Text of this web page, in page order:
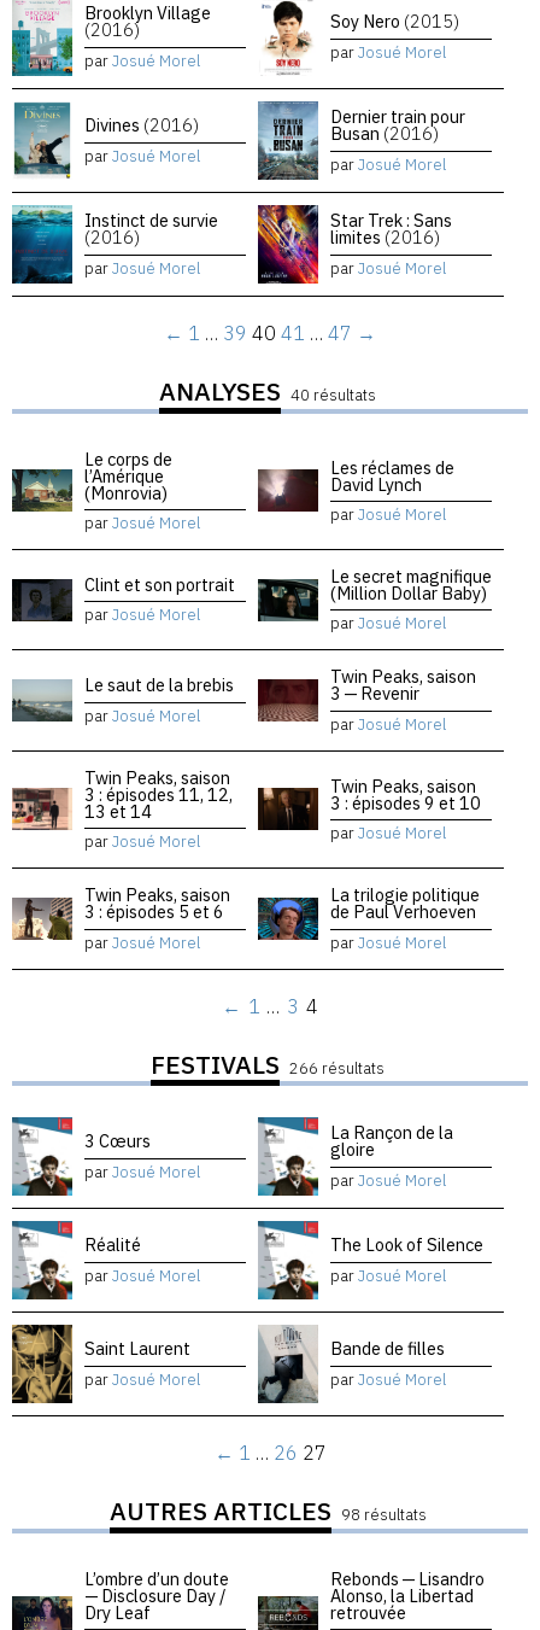
Brooklyn Village
(2016)
parJosué Morel
Soy Nero (2015)
parJosué Morel
Divines (2016)
parJosué Morel
Dernier train pour
Busan (2016)
parJosué Morel
Instinct de survie
(2016)
parJosué Morel
Star Trek : Sans
limites (2016)
parJosué Morel
← 1 … 39 40 41 … 47 →
ANALYSES 40 résultats
Le corps de
l’Amérique
(Monrovia)
parJosué Morel
Les réclames de
David Lynch
parJosué Morel
Clint et son portrait
parJosué Morel
Le secret magnifique
(Million Dollar Baby)
parJosué Morel
Le saut de la brebis
parJosué Morel
Twin Peaks, saison
3 — Revenir
parJosué Morel
Twin Peaks, saison
3 : épisodes 11, 12,
13 et 14
parJosué Morel
Twin Peaks, saison
3 : épisodes 9 et 10
parJosué Morel
Twin Peaks, saison
3 : épisodes 5 et 6
parJosué Morel
La trilogie politique
de Paul Verhoeven
parJosué Morel
← 1 … 3 4
FESTIVALS 266 résultats
3 Cœurs
parJosué Morel
La Rançon de la
gloire
parJosué Morel
Réalité
parJosué Morel
The Look of Silence
parJosué Morel
Saint Laurent
parJosué Morel
Bande de filles
parJosué Morel
← 1 … 26 27
AUTRES ARTICLES 98 résultats
L’ombre d’un doute
— Disclosure Day /
Dry Leaf
Rebonds — Lisandro
Alonso, la Libertad
retrouvée